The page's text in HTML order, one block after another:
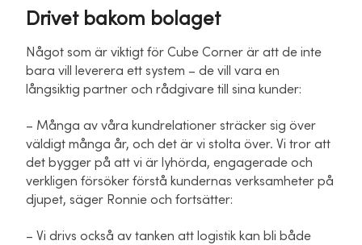
Drivet bakom bolaget
Något som är viktigt för Cube Corner är att de inte
bara vill leverera ett system – de vill vara en
långsiktig partner och rådgivare till sina kunder:
– Många av våra kundrelationer sträcker sig över
väldigt många år, och det är vi stolta över. Vi tror att
det bygger på att vi är lyhörda, engagerade och
verkligen försöker förstå kundernas verksamheter på
djupet, säger Ronnie och fortsätter:
– Vi drivs också av tanken att logistik kan bli både